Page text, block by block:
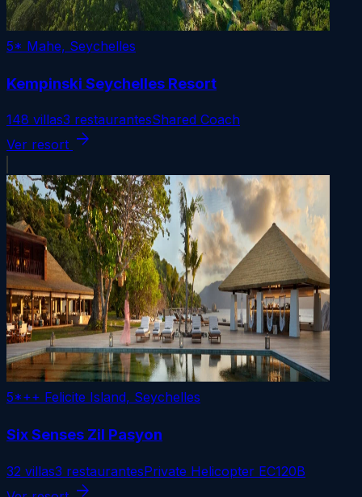
5* Mahe, Seychelles
Kempinski Seychelles Resort
148 villas3 restaurantesShared Coach
Ver resort arrow_forward
5*++ Felicite Island, Seychelles
Six Senses Zil Pasyon
32 villas3 restaurantesPrivate Helicopter EC120B
arrow_forward